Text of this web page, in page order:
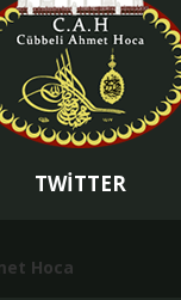
TWİTTER
Hoca